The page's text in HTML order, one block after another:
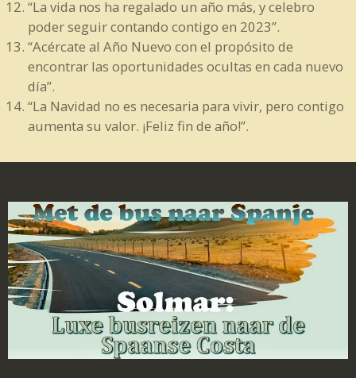
“La vida nos ha regalado un año más, y celebro
poder seguir contando contigo en 2023”.
“Acércate al Año Nuevo con el propósito de
encontrar las oportunidades ocultas en cada nuevo
día”.
“La Navidad no es necesaria para vivir, pero contigo
aumenta su valor. ¡Feliz fin de año!”.